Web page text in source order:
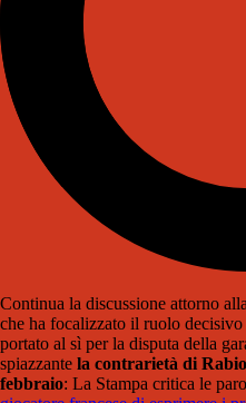
Continua la discussione attorno
che ha focalizzato il ruolo
portato al sì per la disputa della
spiazzante la contrarietà di
febbraio: La Stampa critica le